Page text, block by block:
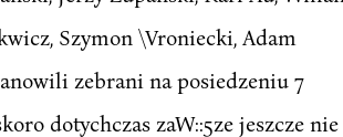
Szymon \Vroniecki, Adam
zebrani na posiedzeniu 7
dotychczas zaW::5ze jeszcze nie